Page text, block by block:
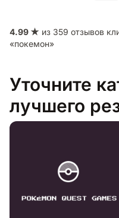
4.99 ★ из 359 отзывов
«покемон»
Уточните
лучшего